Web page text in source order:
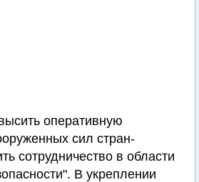
оперативную
сил стран-
сотрудничество в области
В укреплении